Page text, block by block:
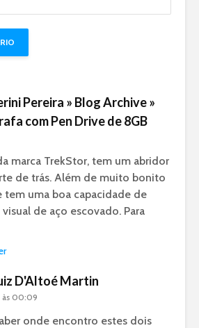
Pereira » Blog Archive »
com Pen Drive de 8GB
marca TrekStor, tem um abridor
de trás. Além de muito bonito
tem uma boa capacidade de
de aço escovado. Para
D'Altoé Martin
00:09
onde encontro estes dois